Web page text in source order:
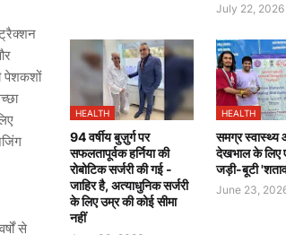
पेशकशों
वर्षों से
July 22, 2026
HEALTH
94 वर्षीय बुज़ुर्ग पर
सफलतापूर्वक हर्निया की
रोबोटिक सर्जरी की गई -
जाहिर है, अत्याधुनिक सर्जरी
के लिए उम्र की कोई सीमा
नहीं
HEALTH
समग्र स्वास्थ्य
देखभाल के लिए
जड़ी-बूटी
June 23,